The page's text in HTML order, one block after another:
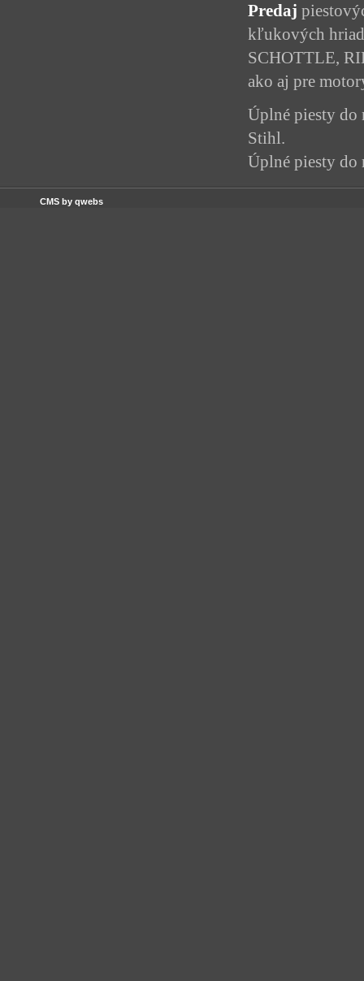
Predaj
kľukových
SCHOTTLE,
ako aj pre
Úplné piesty do
Stihl.
Úplné piesty do
CMS by qwebs